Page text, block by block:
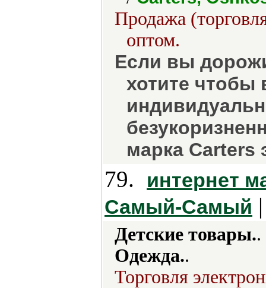
Продажа
оптом.
Если вы
хотите
марка Carters
79.
интернет
Самый-Самый
Детские товары..
Одежда..
Торговля